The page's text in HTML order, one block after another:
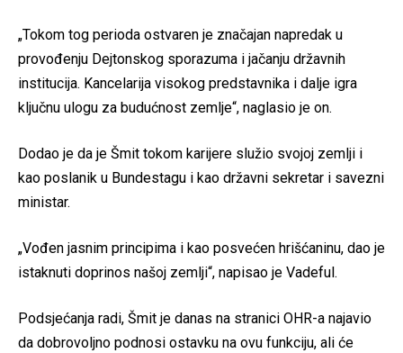
„Tokom tog perioda ostvaren je značajan napredak u
provođenju Dejtonskog sporazuma i jačanju državnih
institucija. Kancelarija visokog predstavnika i dalje igra
ključnu ulogu za budućnost zemlje“, naglasio je on.
Dodao je da je Šmit tokom karijere služio svojoj zemlji i
kao poslanik u Bundestagu i kao državni sekretar i savezni
ministar.
„Vođen jasnim principima i kao posvećen hrišćaninu, dao je
istaknuti doprinos našoj zemlji“, napisao je Vadeful.
Podsjećanja radi, Šmit je danas na stranici OHR-a najavio
da dobrovoljno podnosi ostavku na ovu funkciju, ali će